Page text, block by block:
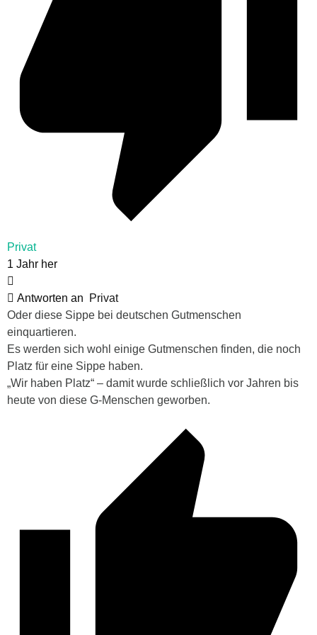
Privat
1 Jahr her
Antworten an
Privat
Oder diese Sippe bei deutschen Gutmenschen
einquartieren.
Es werden sich wohl einige Gutmenschen finden, die noch
Platz für eine Sippe haben.
„Wir haben Platz“ – damit wurde schließlich vor Jahren bis
heute von diese G-Menschen geworben.